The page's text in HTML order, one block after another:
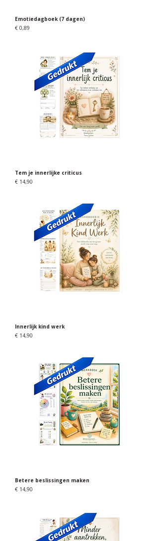
Emotiedagboek (7 dagen)
Prijs
€ 0,89
Tem je innerlijke criticus
Prijs
€ 14,90
Innerlijk kind werk
Prijs
€ 14,90
Betere beslissingen maken
Prijs
€ 14,90